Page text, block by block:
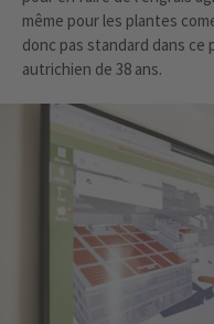
même pour les plantes
donc pas standard dans
autrichien de 38 ans.